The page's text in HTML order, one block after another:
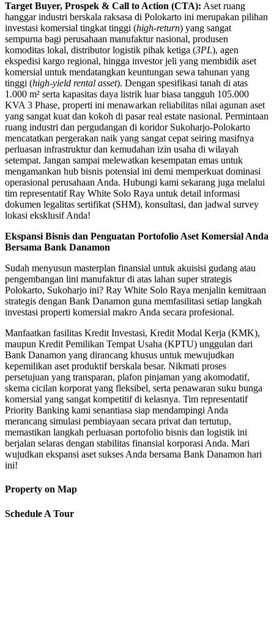
Target Buyer, Prospek & Call to Action (CTA): Aset ruang
hanggar industri berskala raksasa di Polokarto ini merupakan pilihan
investasi komersial tingkat tinggi (high-return) yang sangat
sempurna bagi perusahaan manufaktur nasional, produsen
komoditas lokal, distributor logistik pihak ketiga (3PL), agen
ekspedisi kargo regional, hingga investor jeli yang membidik aset
komersial untuk mendatangkan keuntungan sewa tahunan yang
tinggi (high-yield rental asset). Dengan spesifikasi tanah di atas
1.000 m² serta kapasitas daya listrik luar biasa tangguh 105.000
KVA 3 Phase, properti ini menawarkan reliabilitas nilai agunan aset
yang sangat kuat dan kokoh di pasar real estate nasional. Permintaan
ruang industri dan pergudangan di koridor Sukoharjo-Polokarto
mencatatkan pergerakan naik yang sangat cepat seiring masifnya
perluasan infrastruktur dan kemudahan izin usaha di wilayah
setempat. Jangan sampai melewatkan kesempatan emas untuk
mengamankan hub bisnis potensial ini demi memperkuat dominasi
operasional perusahaan Anda. Hubungi kami sekarang juga melalui
tim representatif Ray White Solo Raya untuk detail informasi
dokumen legalitas sertifikat (SHM), konsultasi, dan jadwal survey
lokasi eksklusif Anda!
Ekspansi Bisnis dan Penguatan Portofolio Aset Komersial Anda
Bersama Bank Danamon
Sudah menyusun masterplan finansial untuk akuisisi gudang atau
pengembangan lini manufaktur di atas lahan super strategis
Polokarto, Sukoharjo ini? Ray White Solo Raya menjalin kemitraan
strategis dengan Bank Danamon guna memfasilitasi setiap langkah
investasi properti komersial makro Anda secara profesional.
Manfaatkan fasilitas Kredit Investasi, Kredit Modal Kerja (KMK),
maupun Kredit Pemilikan Tempat Usaha (KPTU) unggulan dari
Bank Danamon yang dirancang khusus untuk mewujudkan
kepemilikan aset produktif berskala besar. Nikmati proses
persetujuan yang transparan, plafon pinjaman yang akomodatif,
skema cicilan korporat yang fleksibel, serta penawaran suku bunga
komersial yang sangat kompetitif di kelasnya. Tim representatif
Priority Banking kami senantiasa siap mendampingi Anda
merancang simulasi pembiayaan secara privat dan tertutup,
memastikan langkah perluasan portofolio bisnis dan logistik ini
berjalan selaras dengan stabilitas finansial korporasi Anda. Mari
wujudkan ekspansi aset sukses Anda bersama Bank Danamon hari
ini!
Property on Map
Schedule A Tour